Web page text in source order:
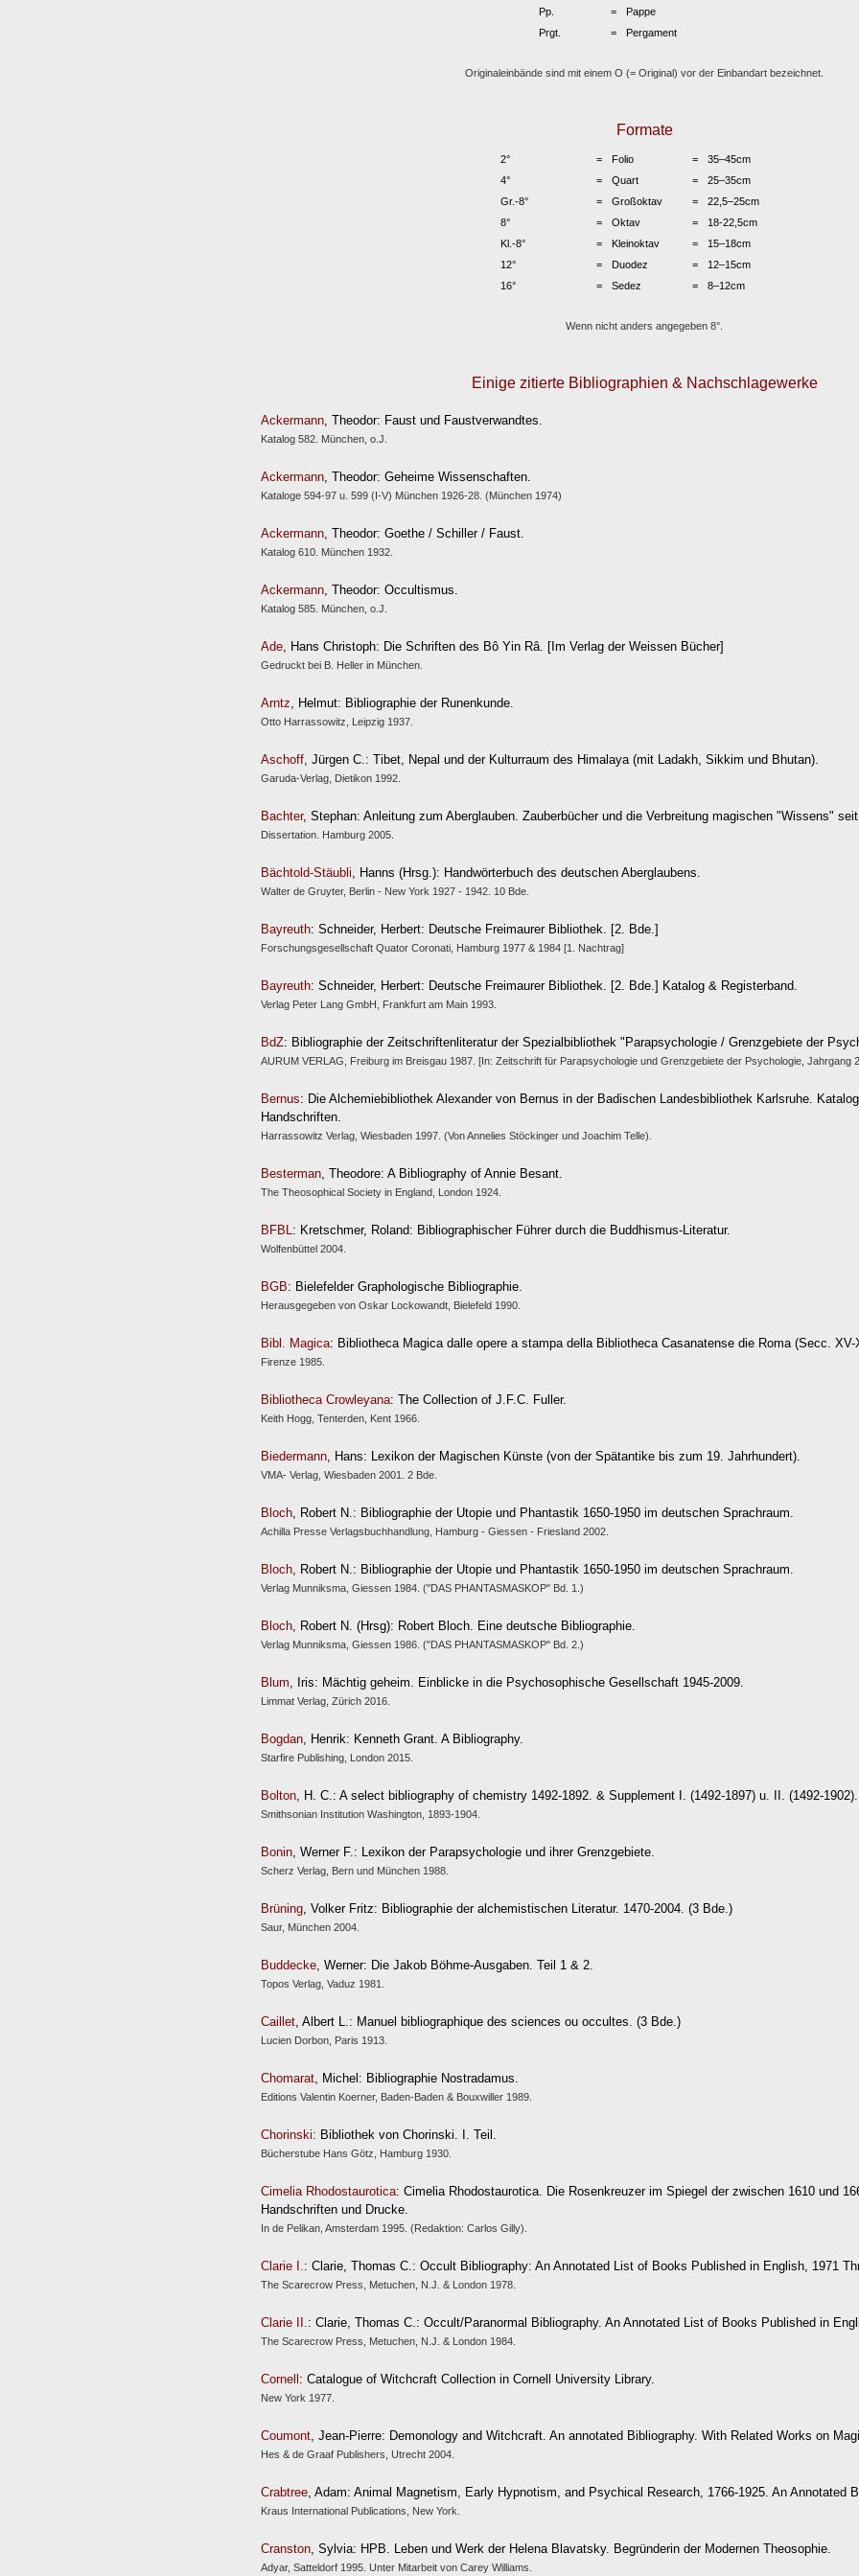
Pp.
Pappe
Prgt.
Pergament
Originaleinbände sind mit einem O (= Original) vor der Einbandart bezeichnet.
Formate
2° Folio
35–45cm
4°
Quart
25–35cm
Gr.-8°
Großoktav
22,5–25cm
8°
Oktav
18-22,5cm
Kl.-8°
Kleinoktav
15–18cm
12°
Duodez
12–15cm
16°
Sedez 8–12cm
Wenn nicht anders angegeben 8°.
Einige zitierte Bibliographien & Nachschlagewerke
Ackermann, Theodor: Faust und Faustverwandtes.
Katalog 582. München, o.J.
Ackermann, Theodor: Geheime Wissenschaften.
Kataloge 594-97 u. 599 (I-V) München 1926-28. (München 1974)
Ackermann, Theodor: Goethe / Schiller / Faust.
Katalog 610. München 1932.
Ackermann, Theodor: Occultismus.
Katalog 585. München, o.J.
Ade, Hans Christoph: Die Schriften des Bô Yin Râ. [Im Verlag der Weissen Bücher]
Gedruckt bei B. Heller in München.
Arntz, Helmut: Bibliographie der Runenkunde.
Otto Harrassowitz, Leipzig 1937.
Aschoff, Jürgen C.: Tibet, Nepal und der Kulturraum des Himalaya (mit Ladakh, Sikkim und Bhutan).
Garuda-Verlag, Dietikon 1992.
Bachter, Stephan: Anleitung zum Aberglauben. Zauberbücher und die Verbreitung magischen "Wissens"
Dissertation. Hamburg 2005.
Bächtold-Stäubli, Hanns (Hrsg.): Handwörterbuch des deutschen Aberglaubens.
Walter de Gruyter, Berlin - New York 1927 - 1942. 10 Bde.
Bayreuth: Schneider, Herbert: Deutsche Freimaurer Bibliothek. [2. Bde.]
Forschungsgesellschaft Quator Coronati, Hamburg 1977 & 1984 [1. Nachtrag]
Bayreuth: Schneider, Herbert: Deutsche Freimaurer Bibliothek. [2. Bde.] Katalog & Registerband.
Verlag Peter Lang GmbH, Frankfurt am Main 1993.
BdZ: Bibliographie der Zeitschriftenliteratur der Spezialbibliothek "Parapsychologie / Grenzgebiete der
AURUM VERLAG, Freiburg im Breisgau 1987. [In: Zeitschrift für Parapsychologie und Grenzgebiete der Psychologie, Jahrgang
Bernus: Die Alchemiebibliothek Alexander von Bernus in der Badischen Landesbibliothek Karlsruhe.
Handschriften.
Harrassowitz Verlag, Wiesbaden 1997. (Von Annelies Stöckinger und Joachim Telle).
Besterman, Theodore: A Bibliography of Annie Besant.
The Theosophical Society in England, London 1924.
BFBL: Kretschmer, Roland: Bibliographischer Führer durch die Buddhismus-Literatur.
Wolfenbüttel 2004.
BGB: Bielefelder Graphologische Bibliographie.
Herausgegeben von Oskar Lockowandt, Bielefeld 1990.
Bibl. Magica: Bibliotheca Magica dalle opere a stampa della Bibliotheca Casanatense die Roma (Secc.
Firenze 1985.
Bibliotheca Crowleyana: The Collection of J.F.C. Fuller.
Keith Hogg, Tenterden, Kent 1966.
Biedermann, Hans: Lexikon der Magischen Künste (von der Spätantike bis zum 19. Jahrhundert).
VMA- Verlag, Wiesbaden 2001. 2 Bde.
Bloch, Robert N.: Bibliographie der Utopie und Phantastik 1650-1950 im deutschen Sprachraum.
Achilla Presse Verlagsbuchhandlung, Hamburg - Giessen - Friesland 2002.
Bloch, Robert N.: Bibliographie der Utopie und Phantastik 1650-1950 im deutschen Sprachraum.
Verlag Munniksma, Giessen 1984. ("DAS PHANTASMASKOP" Bd. 1.)
Bloch, Robert N. (Hrsg): Robert Bloch. Eine deutsche Bibliographie.
Verlag Munniksma, Giessen 1986. ("DAS PHANTASMASKOP" Bd. 2.)
Blum, Iris: Mächtig geheim. Einblicke in die Psychosophische Gesellschaft 1945-2009.
Limmat Verlag, Zürich 2016.
Bogdan, Henrik: Kenneth Grant. A Bibliography.
Starfire Publishing, London 2015.
Bolton, H. C.: A select bibliography of chemistry 1492-1892. & Supplement I. (1492-1897) u. II. (1492-1902).
Smithsonian Institution Washington, 1893-1904.
Bonin, Werner F.: Lexikon der Parapsychologie und ihrer Grenzgebiete.
Scherz Verlag, Bern und München 1988.
Brüning, Volker Fritz: Bibliographie der alchemistischen Literatur. 1470-2004. (3 Bde.)
Saur, München 2004.
Buddecke, Werner: Die Jakob Böhme-Ausgaben. Teil 1 & 2.
Topos Verlag, Vaduz 1981.
Caillet, Albert L.: Manuel bibliographique des sciences ou occultes. (3 Bde.)
Lucien Dorbon, Paris 1913.
Chomarat, Michel: Bibliographie Nostradamus.
Editions Valentin Koerner, Baden-Baden & Bouxwiller 1989.
Chorinski: Bibliothek von Chorinski. I. Teil.
Bücherstube Hans Götz, Hamburg 1930.
Cimelia Rhodostaurotica: Cimelia Rhodostaurotica. Die Rosenkreuzer im Spiegel der zwischen 1610 und
Handschriften und Drucke.
In de Pelikan, Amsterdam 1995. (Redaktion: Carlos Gilly).
Clarie I.: Clarie, Thomas C.: Occult Bibliography: An Annotated List of Books Published in English, 1971
The Scarecrow Press, Metuchen, N.J. & London 1978.
Clarie II.: Clarie, Thomas C.: Occult/Paranormal Bibliography. An Annotated List of Books Published in
The Scarecrow Press, Metuchen, N.J. & London 1984.
Cornell : Catalogue of Witchcraft Collection in Cornell University Library.
New York 1977.
Coumont, Jean-Pierre: Demonology and Witchcraft. An annotated Bibliography. With Related Works on
Hes & de Graaf Publishers, Utrecht 2004.
Crabtree, Adam: Animal Magnetism, Early Hypnotism, and Psychical Research, 1766-1925. An Annotated
Kraus International Publications, New York.
Cranston, Sylvia: HPB. Leben und Werk der Helena Blavatsky. Begründerin der Modernen Theosophie.
Adyar, Satteldorf 1995. Unter Mitarbeit von Carey Williams.